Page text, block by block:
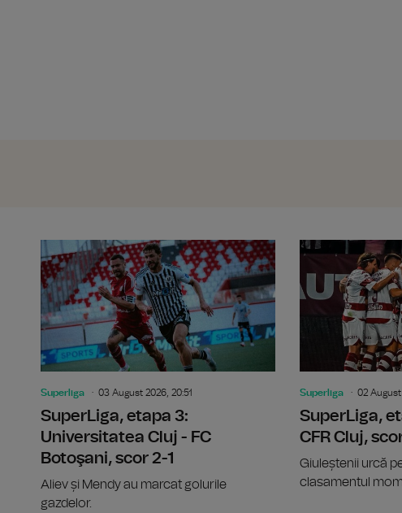
Superliga 03 August 2026, 20:51
SuperLiga, etapa 3:
Universitatea Cluj - FC
Botoşani, scor 2-1
Aliev și Mendy au marcat golurile
gazdelor.
Superliga 02
SuperLiga,
CFR Cluj,
Giuleștenii urcă
clasamentul